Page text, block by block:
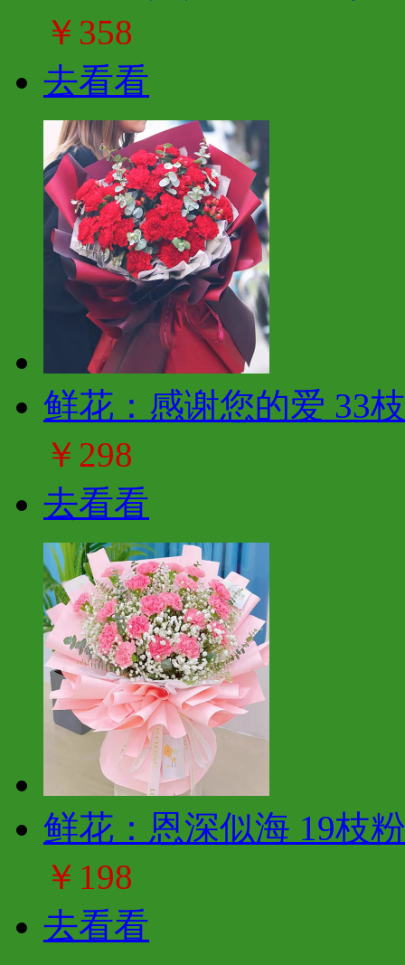
￥358
去看看
鲜花：感谢您的爱 33
￥298
去看看
鲜花：恩深似海 19枝
￥198
去看看